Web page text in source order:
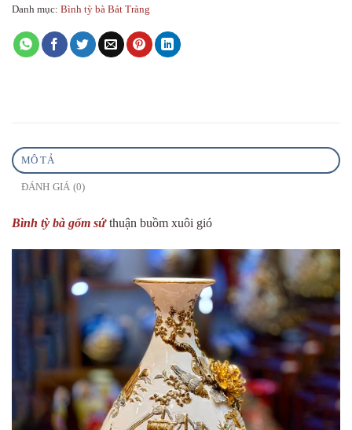
Danh mục: Bình tỳ bà Bát Tràng
MÔ TẢ
ĐÁNH GIÁ (0)
Bình tỳ bà gốm sứthuận buồm xuôi gió